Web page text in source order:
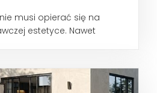
musi opierać się na
estetyce. Nawet